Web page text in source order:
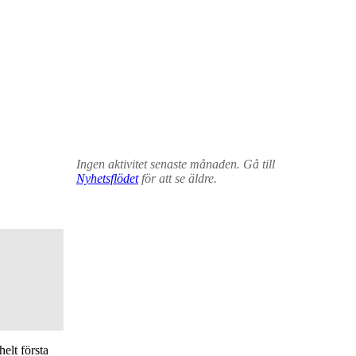
första
Ingen aktivitet senaste månaden. Gå till
Nyhetsflödetför att se äldre.